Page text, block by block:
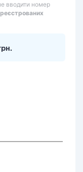
вводити номер